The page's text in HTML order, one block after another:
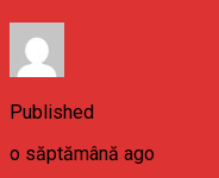
Published
o săptămână ago